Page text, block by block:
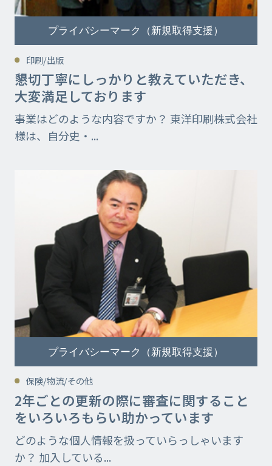
プライバシーマーク（新規取得支援）
印刷/出版
懇切丁寧にしっかりと教えていただき、
大変満足しております
事業はどのような内容ですか？ 東洋印刷株式会社
様は、自分史・...
プライバシーマーク（新規取得支援）
保険/物流/その他
2年ごとの更新の際に審査に関すること
をいろいろもらい助かっています
どのような個人情報を扱っていらっしゃいます
か？ 加入している...